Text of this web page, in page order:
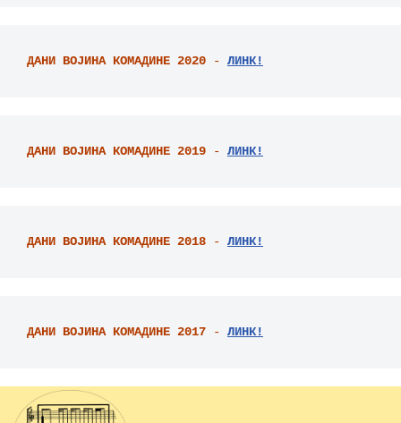
ДАНИ ВОЈИНА КОМАДИНЕ 2020 - ЛИНК!
ДАНИ ВОЈИНА КОМАДИНЕ 2019 - ЛИНК!
ДАНИ ВОЈИНА КОМАДИНЕ 2018 - ЛИНК!
ДАНИ ВОЈИНА КОМАДИНЕ 2017 - ЛИНК!